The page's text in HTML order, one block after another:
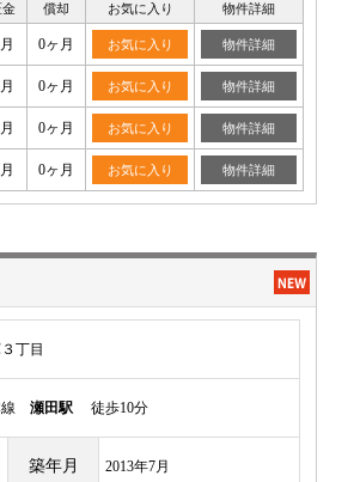
金 償却 お気に入り 物件詳細
0ヶ月 お気に入り 物件詳細
0ヶ月 お気に入り 物件詳細
0ヶ月 お気に入り 物件詳細
0ヶ月 お気に入り 物件詳細
丁目
線 瀬田駅 徒歩10分
築年月 2013年7月